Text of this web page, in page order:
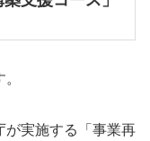
実施する「事業再